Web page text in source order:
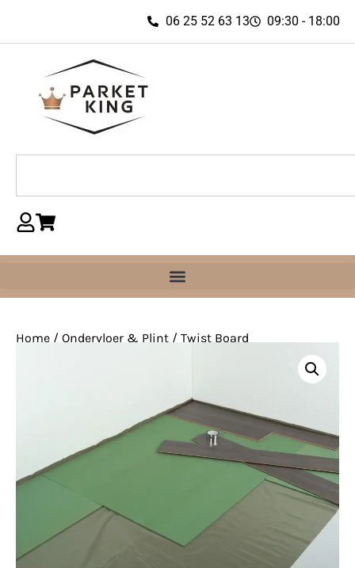
06 25 52 63 13 09:30 - 18:00
Home / Ondervloer & Plint / Twist Board